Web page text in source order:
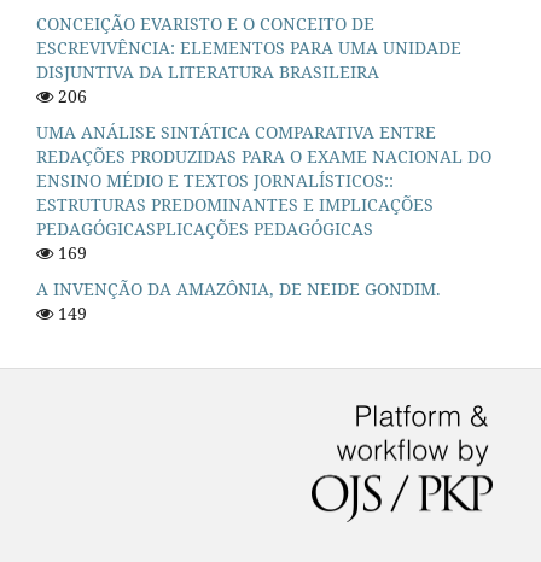
CONCEIÇÃO EVARISTO E O CONCEITO DE
ESCREVIVÊNCIA: ELEMENTOS PARA UMA UNIDADE
DISJUNTIVA DA LITERATURA BRASILEIRA
206
UMA ANÁLISE SINTÁTICA COMPARATIVA ENTRE
REDAÇÕES PRODUZIDAS PARA O EXAME NACIONAL DO
ENSINO MÉDIO E TEXTOS JORNALÍSTICOS::
ESTRUTURAS PREDOMINANTES E IMPLICAÇÕES
PEDAGÓGICASPLICAÇÕES PEDAGÓGICAS
169
A INVENÇÃO DA AMAZÔNIA, DE NEIDE GONDIM.
149